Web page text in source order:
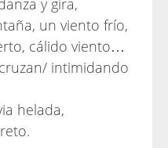
y gira,
un viento frío,
cálido viento…
intimidando
helada,